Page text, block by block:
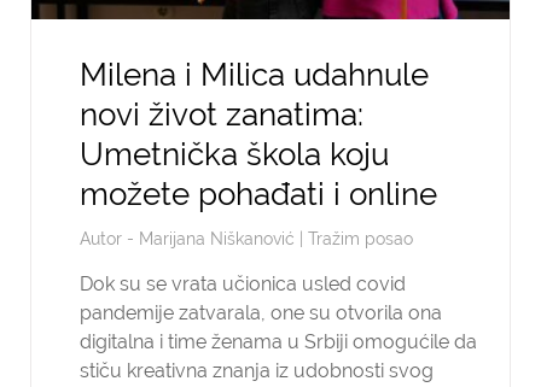
Milena i Milica udahnule
novi život zanatima:
Umetnička škola koju
možete pohađati i online
Autor - Marijana Niškanović Tražim posao
Dok su se vrata učionica usled covid
pandemije zatvarala, one su otvorila ona
digitalna i time ženama u Srbiji omogućile da
stiču kreativna znanja iz udobnosti svog